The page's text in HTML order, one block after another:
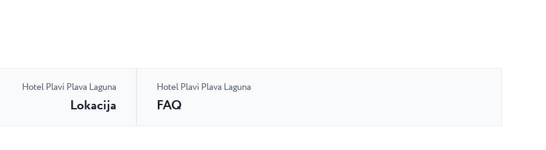
Hotel Plavi Plava Laguna
Lokacija
Hotel Plavi Plava Laguna
FAQ